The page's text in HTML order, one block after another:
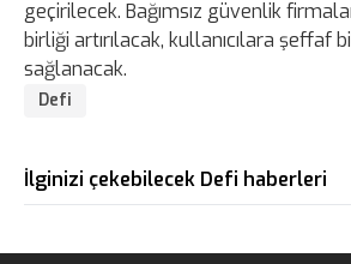
geçirilecek. Bağımsız güvenlik
birliği artırılacak, kullanıcılara şeffaf
sağlanacak.
Defi
İlginizi çekebilecek Defi haberleri